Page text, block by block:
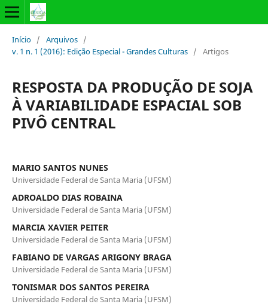
Início / Arquivos /
v. 1 n. 1 (2016): Edição Especial - Grandes Culturas / Artigos
RESPOSTA DA PRODUÇÃO DE SOJA
À VARIABILIDADE ESPACIAL SOB
PIVÔ CENTRAL
MARIO SANTOS NUNES
Universidade Federal de Santa Maria (UFSM)
ADROALDO DIAS ROBAINA
Universidade Federal de Santa Maria (UFSM)
MARCIA XAVIER PEITER
Universidade Federal de Santa Maria (UFSM)
FABIANO DE VARGAS ARIGONY BRAGA
Universidade Federal de Santa Maria (UFSM)
TONISMAR DOS SANTOS PEREIRA
Universidade Federal de Santa Maria (UFSM)